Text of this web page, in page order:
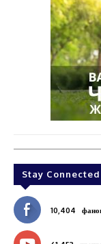
Stay Connected
10,404